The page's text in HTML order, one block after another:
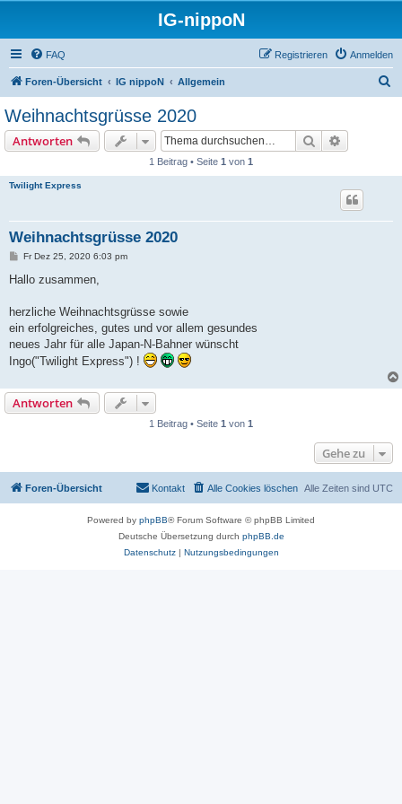
IG-nippoN
FAQ Anmelden
Registrieren
Foren-Übersicht IG nippoN Allgemein
Weihnachtsgrüsse 2020
Antworten Suche
1 Beitrag • Seite 1 von 1
Twilight Express
Weihnachtsgrüsse 2020
B
i
a
Fr Dez 25, 2020 6:03 pm
Hallo zusammen,
herzliche Weihnachtsgrüsse sowie
ein erfolgreiches, gutes und vor allem gesundes
neues Jahr für alle Japan-N-Bahner wünscht
Ingo("Twilight Express") !
Antworten
1 Beitrag • Seite 1 von 1
Gehe zu
Foren-Übersicht Alle Zeiten sind UTC
Alle Cookies löschen
Kontakt
Powered by phpBB® Forum Software © phpBB Limited
Deutsche Übersetzung durch phpBB.de
Datenschutz| Nutzungsbedingungen